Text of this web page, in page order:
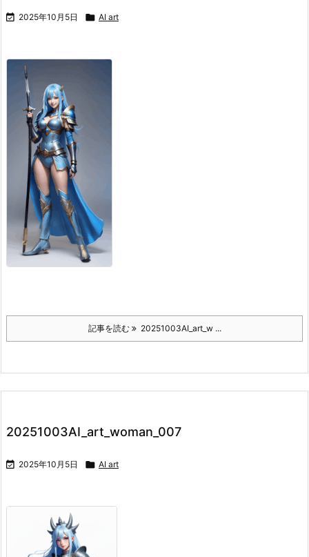
 2025年10月5日  AI art
記事を読む 20251003AI_art_w ...
20251003AI_art_woman_007
 2025年10月5日  AI art